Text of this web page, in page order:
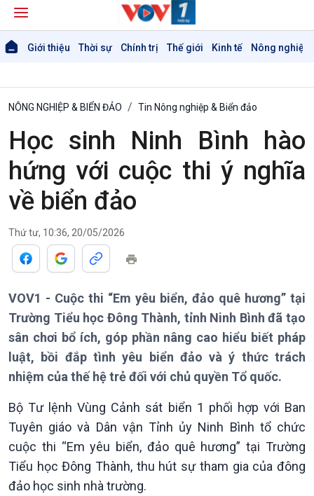
Giới thiệu Thời sự Chính trị Thế giới Kinh tế Nông nghiệp
Giới thiệu
Thời sự
Thời sự 6h
Thời sự 12h
Thời sự 21h30
Bản tin
Chuyên mục
Theo dòng Thời sự
NÔNG NGHIỆP & BIỂN ĐẢO Tin Nông nghiệp & Biển đảo
Học sinh Ninh Bình hào
hứng với cuộc thi ý nghĩa
về biển đảo
Thứ tư, 10:36, 20/05/2026
VOV1 - Cuộc thi “Em yêu biển, đảo quê hương” tại
Trường Tiểu học Đông Thành, tỉnh Ninh Bình đã tạo
sân chơi bổ ích, góp phần nâng cao hiểu biết pháp
luật, bồi đắp tình yêu biển đảo và ý thức trách
nhiệm của thế hệ trẻ đối với chủ quyền Tổ quốc.
Bộ Tư lệnh Vùng Cảnh sát biển 1 phối hợp với Ban
Tuyên giáo và Dân vận Tỉnh ủy Ninh Bình tổ chức
cuộc thi “Em yêu biển, đảo quê hương” tại Trường
Tiểu học Đông Thành, thu hút sự tham gia của đông
đảo học sinh nhà trường.